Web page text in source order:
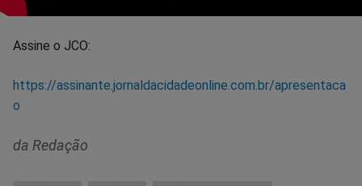
Assine o JCO:
https://assinante.jornaldacidadeonline.com.br/apresentaca
o
da Redação